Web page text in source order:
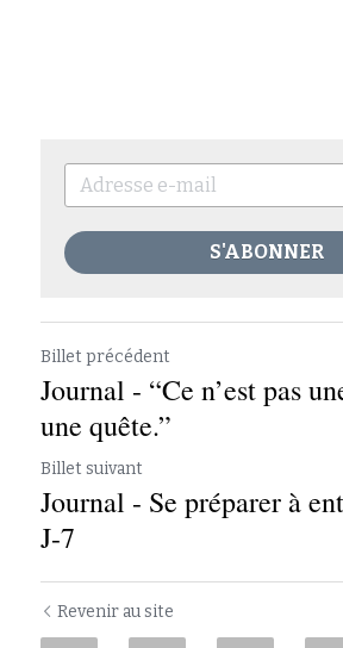
S'ABONNER
Billet précédent
Journal - “Ce n’est pas
une quête.”
Billet suivant
Journal - Se préparer à
J-7
Revenir au site